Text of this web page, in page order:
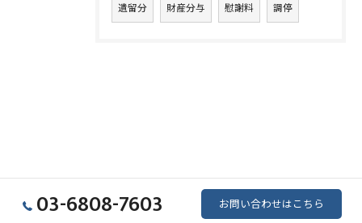
遺留分 財産分与 慰謝料 調停
03-6808-7603 お問い合わせはこちら